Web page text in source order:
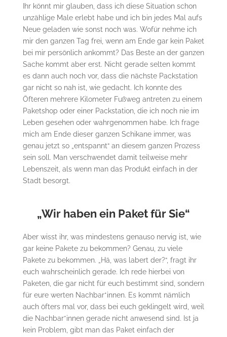
Ihr könnt mir glauben, dass ich diese Situation schon
unzählige Male erlebt habe und ich bin jedes Mal aufs
Neue geladen wie sonst noch was. Wofür nehme ich
mir den ganzen Tag frei, wenn am Ende gar kein Paket
bei mir persönlich ankommt? Das Beste an der ganzen
Sache kommt aber erst. Nicht gerade selten kommt
es dann auch noch vor, dass die nächste Packstation
gar nicht so nah ist, wie gedacht. Ich konnte des
Öfteren mehrere Kilometer Fußweg antreten zu einem
Paketshop oder einer Packstation, die ich noch nie im
Leben gesehen oder wahrgenommen habe. Ich frage
mich am Ende dieser ganzen Schikane immer, was
genau jetzt so „entspannt“ an diesem ganzen Prozess
sein soll. Man verschwendet damit teilweise mehr
Lebenszeit, als wenn man das Produkt einfach in der
Stadt besorgt.
„Wir haben ein Paket für Sie“
Aber wisst ihr, was mindestens genauso nervig ist, wie
gar keine Pakete zu bekommen? Genau, zu viele
Pakete zu bekommen. „Hä, was labert der?“, fragt ihr
euch wahrscheinlich gerade. Ich rede hierbei von
Paketen, die gar nicht für euch bestimmt sind, sondern
für eure werten Nachbar*innen. Es kommt nämlich
auch öfters mal vor, dass bei euch geklingelt wird, weil
die Nachbar*innen gerade nicht anwesend sind. Ist ja
kein Problem, gibt man das Paket einfach der